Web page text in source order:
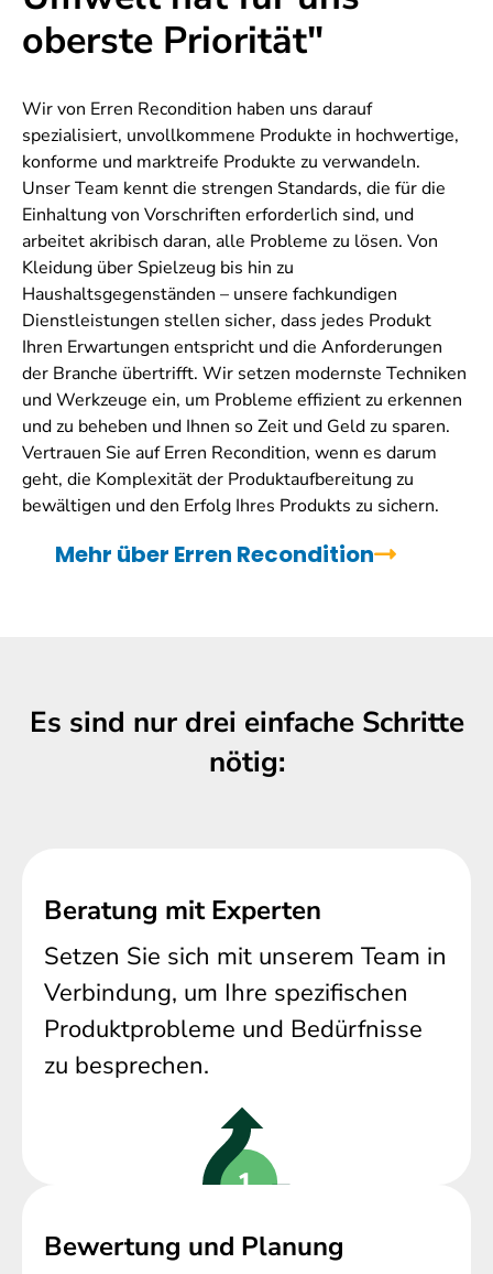
oberste Priorität"
Wir von Erren Recondition haben uns darauf
spezialisiert, unvollkommene Produkte in hochwertige,
konforme und marktreife Produkte zu verwandeln.
Unser Team kennt die strengen Standards, die für die
Einhaltung von Vorschriften erforderlich sind, und
arbeitet akribisch daran, alle Probleme zu lösen. Von
Kleidung über Spielzeug bis hin zu
Haushaltsgegenständen – unsere fachkundigen
Dienstleistungen stellen sicher, dass jedes Produkt
Ihren Erwartungen entspricht und die Anforderungen
der Branche übertrifft. Wir setzen modernste Techniken
und Werkzeuge ein, um Probleme effizient zu erkennen
und zu beheben und Ihnen so Zeit und Geld zu sparen.
Vertrauen Sie auf Erren Recondition, wenn es darum
geht, die Komplexität der Produktaufbereitung zu
bewältigen und den Erfolg Ihres Produkts zu sichern.
Mehr über Erren Recondition
Es sind nur drei einfache Schritte
nötig:
Beratung mit Experten
Setzen Sie sich mit unserem Team in
Verbindung, um Ihre spezifischen
Produktprobleme und Bedürfnisse
zu besprechen.
Bewertung und Planung